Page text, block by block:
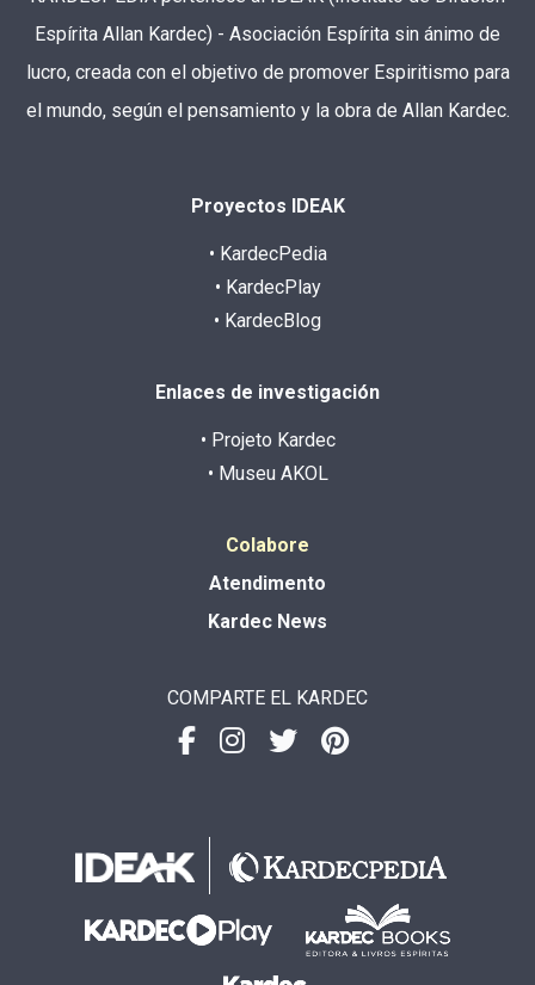
Espírita Allan Kardec) - Asociación Espírita sin ánimo de
lucro, creada con el objetivo de promover Espiritismo para
el mundo, según el pensamiento y la obra de Allan Kardec.
Proyectos IDEAK
• KardecPedia
• KardecPlay
• KardecBlog
Enlaces de investigación
• Projeto Kardec
• Museu AKOL
Colabore
Atendimento
Kardec News
COMPARTE EL KARDEC